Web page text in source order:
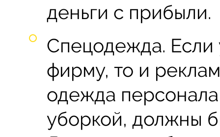
деньги с прибыли.
Спецодежда. Если
фирму, то и
одежда
уборкой, должны